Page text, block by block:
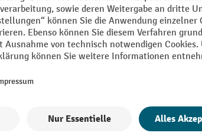
Segment
Tiefe